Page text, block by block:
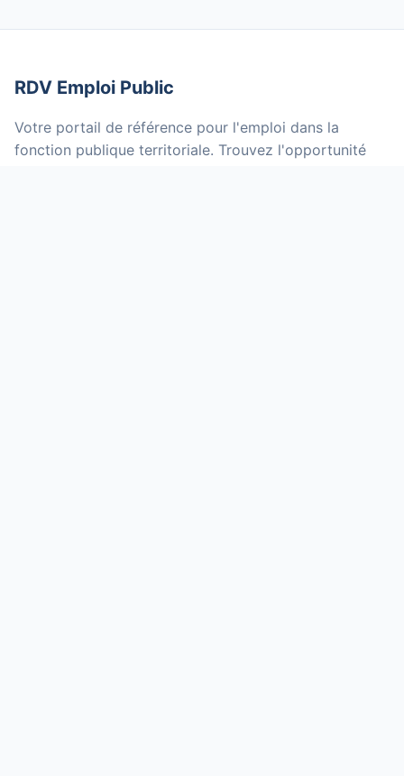
RDV Emploi Public
Votre portail de référence pour l'emploi dans la
fonction publique territoriale. Trouvez l'opportunité